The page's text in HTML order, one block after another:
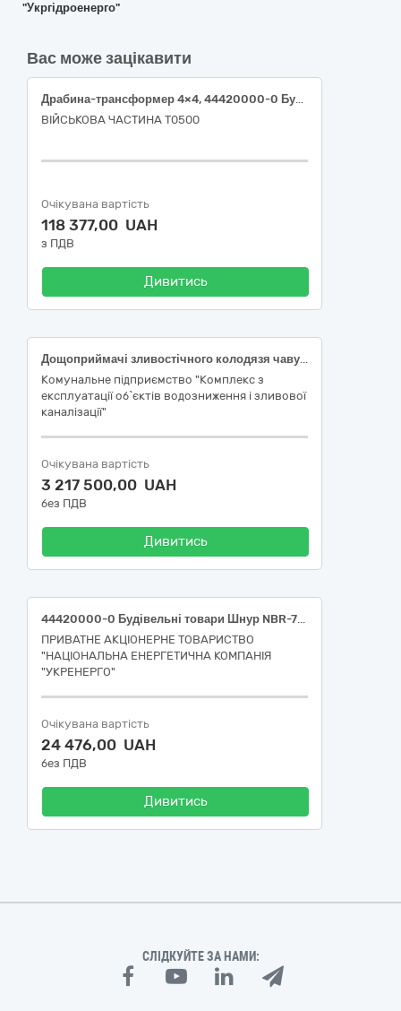
"Укргідроенерго"
Вас може зацікавити
Драбина-трансформер 4×4, 44420000-0 Будівельні товари за ДК 021:2015
ВІЙСЬКОВА ЧАСТИНА Т0500
Очікувана вартість
118 377,00 UAH
з ПДВ
Дивитись
Дощоприймачі зливостічного колодязя чавунні, відповідний код ЄЗС: ДК 021:2015: 44423760-6 «Технологічні люки»; люки оглядового колодязя чавунні, відповідний код ЄЗС: ДК 021:2015: 44423740-0 «Кришки оглядових колодязів»
Комунальне підприємство "Комплекс з
експлуатації об`єктів водозниження і зливової
каналізації"
Очікувана вартість
3 217 500,00 UAH
без ПДВ
Дивитись
44420000-0 Будівельні товари Шнур NBR-70 (для БудРем)
ПРИВАТНЕ АКЦІОНЕРНЕ ТОВАРИСТВО
"НАЦІОНАЛЬНА ЕНЕРГЕТИЧНА КОМПАНІЯ
"УКРЕНЕРГО"
Очікувана вартість
24 476,00 UAH
без ПДВ
Дивитись
СЛІДКУЙТЕ ЗА НАМИ: